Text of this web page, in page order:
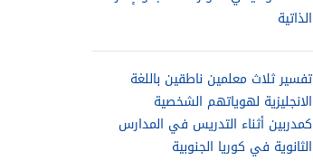
الذاتية
تفسير ثلاث معلمين ناطقين باللغة
الانجليزية لهوياتهم الشخصية
كمدربين أثناء التدريس في المدارس
الثانوية في كوريا الجنوبية